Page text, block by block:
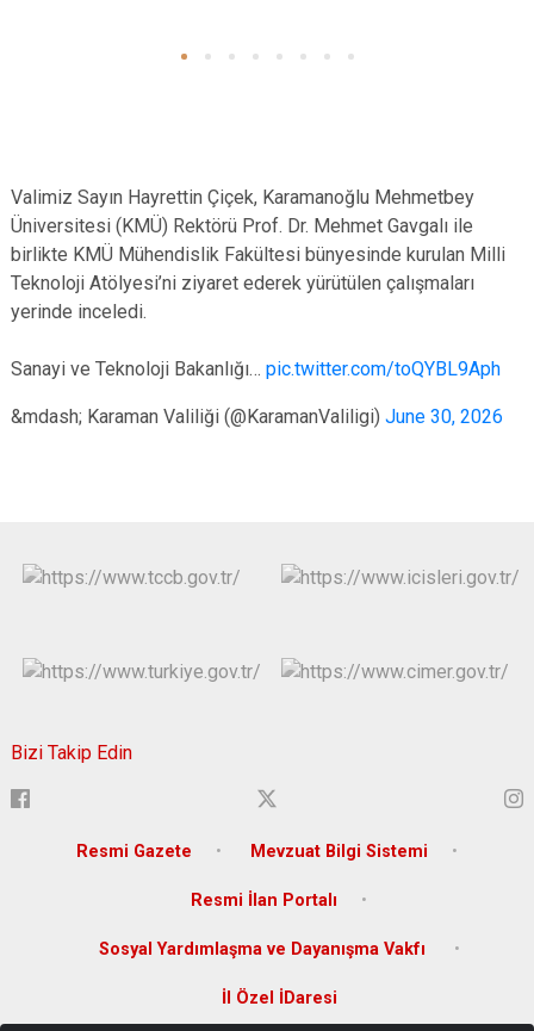
Valimiz Sayın Hayrettin Çiçek, Karamanoğlu Mehmetbey
Üniversitesi (KMÜ) Rektörü Prof. Dr. Mehmet Gavgalı ile
birlikte KMÜ Mühendislik Fakültesi bünyesinde kurulan Milli
Teknoloji Atölyesi’ni ziyaret ederek yürütülen çalışmaları
yerinde inceledi.
Sanayi ve Teknoloji Bakanlığı… pic.twitter.com/toQYBL9Aph
&mdash; Karaman Valiliği (@KaramanValiligi) June 30, 2026
Bizi Takip Edin
Resmi Gazete Mevzuat Bilgi Sistemi
Resmi İlan Portalı
Sosyal Yardımlaşma ve Dayanışma Vakfı
İl Özel İDaresi